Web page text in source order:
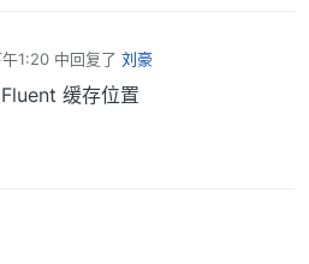
1:20 中回复了 刘豪
缓存位置